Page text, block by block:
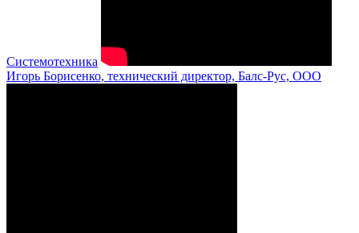
Системотехника
Игорь Борисенко, технический директор, Балс-Рус, ООО